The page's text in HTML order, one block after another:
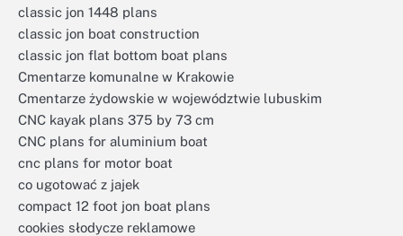
classic jon 1448 plans
classic jon boat construction
classic jon flat bottom boat plans
Cmentarze komunalne w Krakowie
Cmentarze żydowskie w województwie lubuskim
CNC kayak plans 375 by 73 cm
CNC plans for aluminium boat
cnc plans for motor boat
co ugotować z jajek
compact 12 foot jon boat plans
cookies słodycze reklamowe